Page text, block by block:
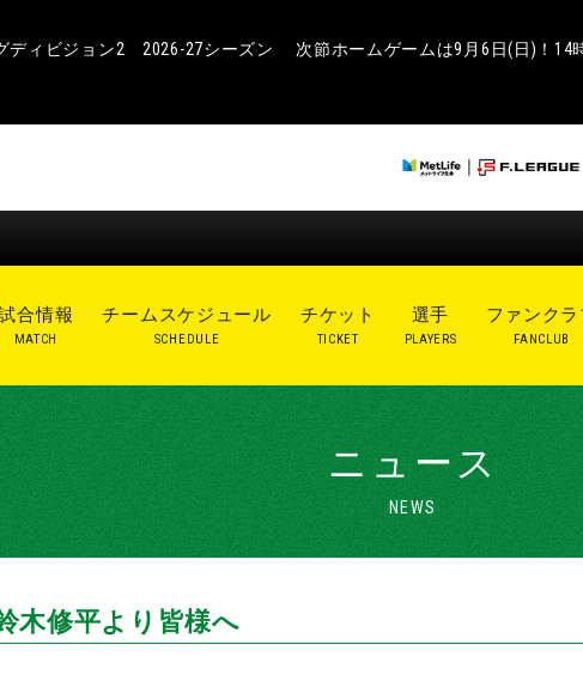
ディビジョン2 2026-27シーズン 次節ホームゲームは9月6日(日)！14
合情報
MATCH
チームスケジュール
SCHEDULE
チケット
TICKET
選手
PLAYERS
ファンクラ
FANCLUB
ニュース
NEWS
木修平より皆様へ